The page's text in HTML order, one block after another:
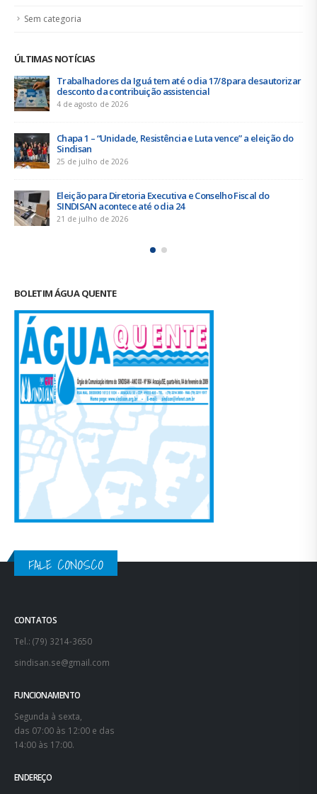
Sem categoria
ÚLTIMAS NOTÍCIAS
Duas chapas inscritas para a eleição do SINDISAN; pleito
acontece de 21 a 24 de julho
19 de junho de 2026
Urbanitários participam de reunião do Comitê de
Saneamento do ConCidades
16 de junho de 2026
Trabalhadores da Iguá Sergipe rejeitam contraproposta da
empresa para o ACT 2026-2027
11 de junho de 2026
BOLETIM ÁGUA QUENTE
FALE CONOSCO
CONTATOS
Tel.: (79) 3214-3650
sindisan.se@gmail.com
FUNCIONAMENTO
Segunda à sexta,
das 07:00 às 12:00 e das
14:00 às 17:00.
ENDEREÇO